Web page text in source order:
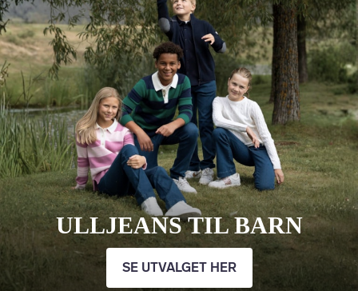
ULLJEANS TIL BARN
SE UTVALGET HER